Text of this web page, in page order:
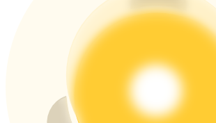
Ganhe prêmios e recompensas exclusivas
Centro de recompensas
Inscrever-se